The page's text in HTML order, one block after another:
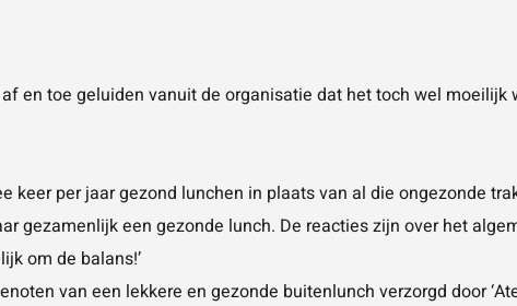
af en toe geluiden vanuit de organisatie dat het toch wel
keer per jaar gezond lunchen in plaats van al die ongezonde
gezamenlijk een gezonde lunch. De reacties zijn over het
om de balans!’
van een lekkere en gezonde buitenlunch verzorgd door